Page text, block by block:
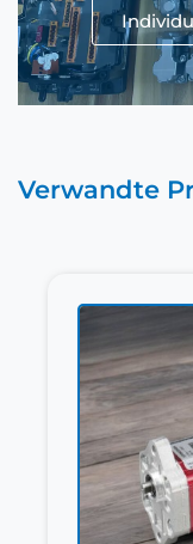
Verwandte